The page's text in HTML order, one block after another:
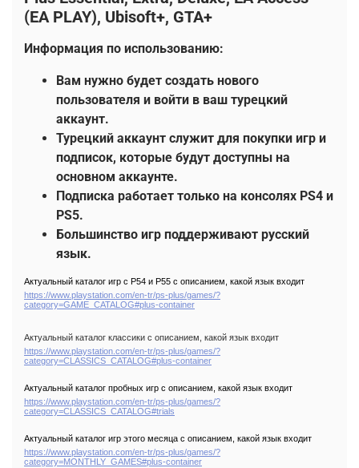
(EA PLAY), Ubisoft+, GTA+
Информация по использованию:
Вам нужно будет создать нового
пользователя и войти в ваш турецкий
аккаунт.
Турецкий аккаунт служит для покупки игр и
подписок, которые будут доступны на
основном аккаунте.
Подписка работает только на консолях PS4 и
PS5.
Большинство игр поддерживают русский
язык.
Актуальный каталог игр с Р54 и Р55 с описанием, какой язык входит
https://www.playstation.com/en-tr/ps-plus/games/?
category=GAME_CATALOG#plus-container
Актуальный каталог классики с описанием, какой язык входит
https://www.playstation.com/en-tr/ps-plus/games/?
category=CLASSICS_CATALOG#plus-container
Актуальный каталог пробных игр с описанием, какой язык входит
https://www.playstation.com/en-tr/ps-plus/games/?
category=CLASSICS_CATALOG#trials
Актуальный каталог игр этого месяца с описанием, какой язык входит
https://www.playstation.com/en-tr/ps-plus/games/?
category=MONTHLY_GAMES#plus-container